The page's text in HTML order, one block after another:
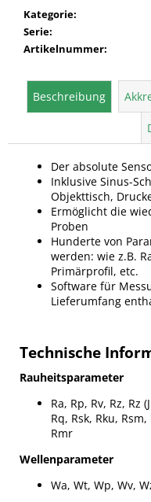
Kategorie:
Serie:
Artikelnummer:
Beschreibung
Der absolute
Inklusive Sinus-
Objekttisch,
Ermöglicht die
Proben
Hunderte von
werden: wie z.B.
Primärprofil, etc.
Software für
Lieferumfang
Technische
Rauheitsparameter
Ra, Rp, Rv, Rz, Rz
Rq, Rsk, Rku,
Rmr
Wellenparameter
Wa, Wt, Wp, Wv,